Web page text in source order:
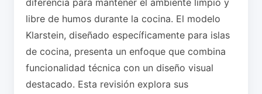
diferencia para mantener el ambiente limpio y
libre de humos durante la cocina. El modelo
Klarstein, diseñado específicamente para islas
de cocina, presenta un enfoque que combina
funcionalidad técnica con un diseño visual
destacado. Esta revisión explora sus